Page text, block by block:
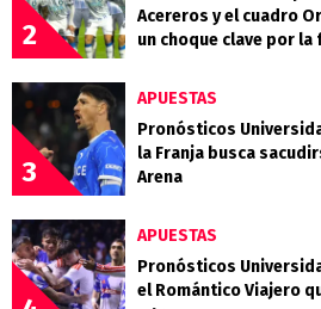
2
Acereros y el cuadro
un choque clave por la
3
APUESTAS
Pronósticos
la Franja busca
Arena
APUESTAS
Pronósticos
el Romántico Viajero